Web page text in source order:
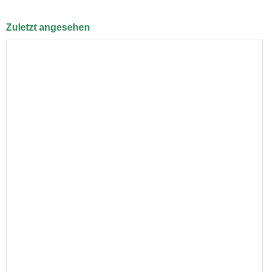
Zuletzt angesehen